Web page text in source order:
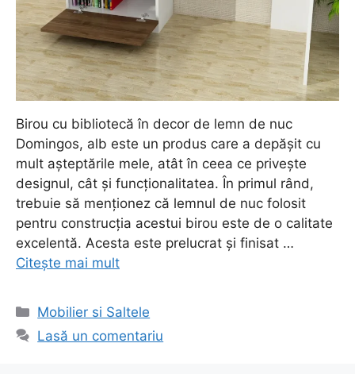
Birou cu bibliotecă în decor de lemn de nuc
Domingos, alb este un produs care a depășit cu
mult așteptările mele, atât în ceea ce privește
designul, cât și funcționalitatea. În primul rând,
trebuie să menționez că lemnul de nuc folosit
pentru construcția acestui birou este de o calitate
excelentă. Acesta este prelucrat și finisat …
Citește mai mult
Categorii
Mobilier si Saltele
Lasă un comentariu